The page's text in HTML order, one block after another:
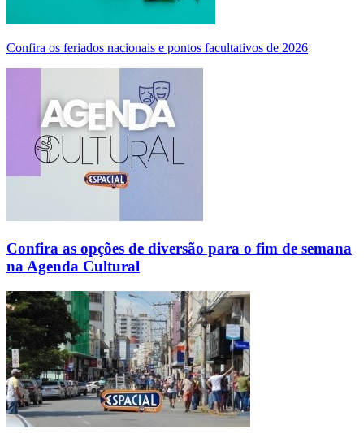
Confira os feriados nacionais e pontos facultativos de 2026
Confira as opções de diversão para o fim de semana
na Agenda Cultural